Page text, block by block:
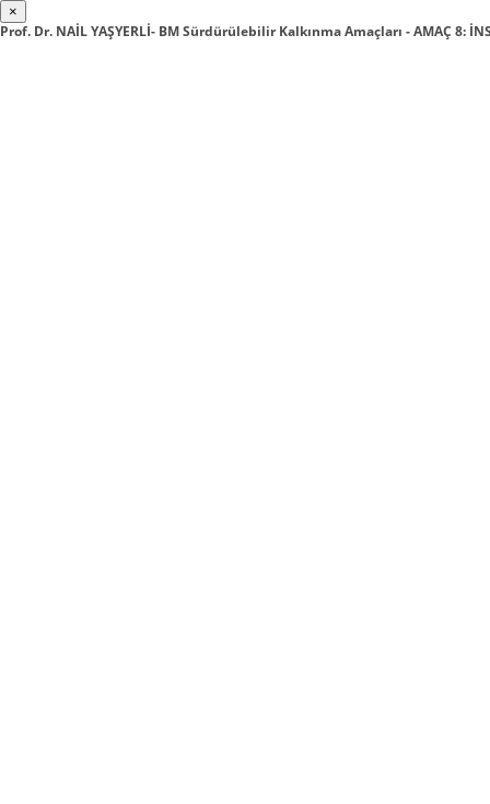
×
Prof. Dr. NAİL YAŞYERLİ- BM Sürdürülebilir Kalkınma Amaçları - AMAÇ 8: